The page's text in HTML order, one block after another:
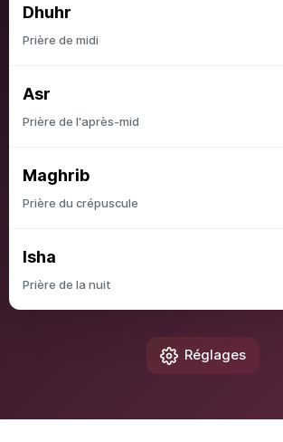
Dhuhr
Prière de midi
Asr
Prière de l'après-mid
Maghrib
Prière du crépuscule
Isha
Prière de la nuit
Réglages